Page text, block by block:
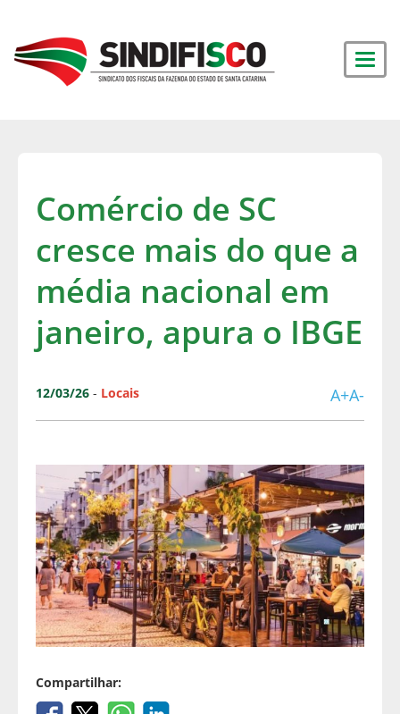
Comércio de SC
cresce mais do que a
média nacional em
janeiro, apura o IBGE
12/03/26 - Locais A+A-
Compartilhar: